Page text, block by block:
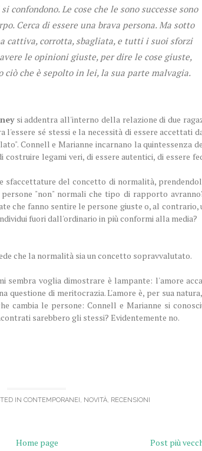
confondono. Le cose che le sono successe sono
Cerca di essere una brava persona. Ma sotto
cattiva, corrotta, sbagliata, e tutti i suoi sforzi
le opinioni giuste, per dire le cose giuste,
ciò che è sepolto in lei, la sua parte malvagia.
si addentra all'interno della relazione di due
l'essere sé stessi e la necessità di essere accettati
Connell e Marianne incarnano la quintessenza
legami veri, di essere autentici, di essere
sfaccettature del concetto di normalità,
"non" normali che tipo di rapporto
che fanno sentire le persone giuste o, al contrario,
fuori dall'ordinario in più conformi alla media?
che la normalità sia un concetto sopravvalutato.
sembra voglia dimostrare è lampante: l'amore
questione di meritocrazia. L'amore è, per sua
cambia le persone: Connell e Marianne si
sarebbero gli stessi? Evidentemente no.
IN CONTEMPORANEI , NOVITÀ, RECENSIONI
Post più
Home page